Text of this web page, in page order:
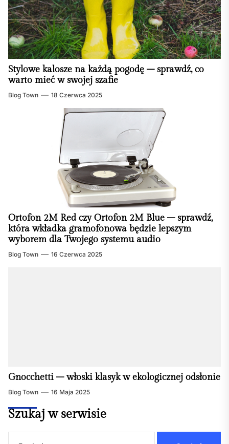
Stylowe kalosze na każdą pogodę – sprawdź, co
warto mieć w swojej szafie
Blog Town 18 Czerwca 2025
Ortofon 2M Red czy Ortofon 2M Blue – sprawdź,
która wkładka gramofonowa będzie lepszym
wyborem dla Twojego systemu audio
Blog Town 16 Czerwca 2025
Gnocchetti – włoski klasyk w ekologicznej odsłonie
Blog Town 16 Maja 2025
Szukaj w serwisie